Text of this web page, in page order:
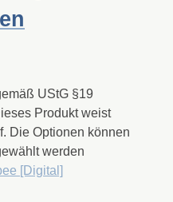
UStG §19
Produkt weist
Die Optionen können
werden